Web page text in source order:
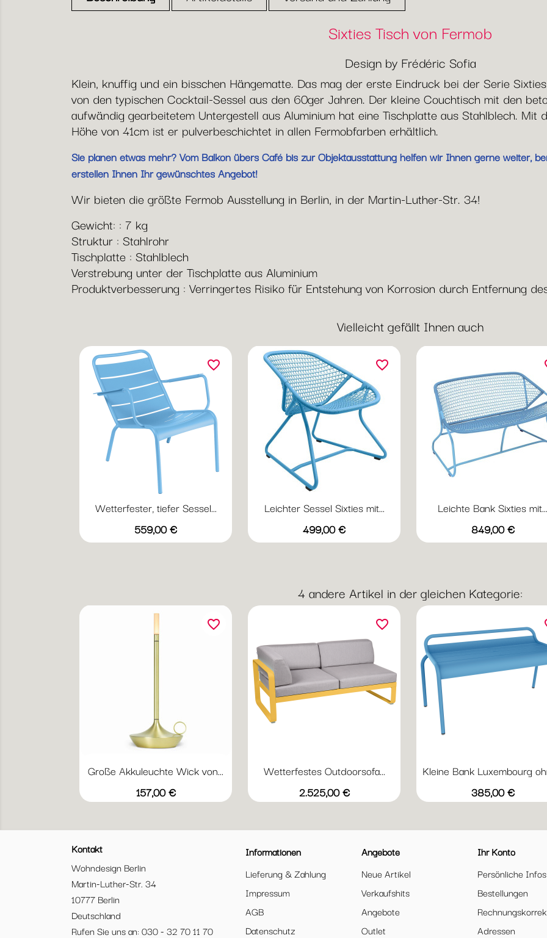
Sixties Tisch von Fermob
Design by Frédéric Sofia
Klein, knuffig und ein bisschen Hängematte. Das mag der erste Eindruck bei der Serie
von den typischen Cocktail-Sessel aus den 60ger Jahren. Der kleine Couchtisch mit den
aufwändig gearbeitetem Untergestell aus Aluminium hat eine Tischplatte aus Stahlblech.
Höhe von 41cm ist er pulverbeschichtet in allen Fermobfarben erhältlich.
Sie planen etwas mehr? Vom Balkon übers Café bis zur Objektausstattung helfen wir Ihnen gerne weiter,
erstellen Ihnen Ihr gewünschtes Angebot!
Wir bieten die größte Fermob Ausstellung in Berlin, in der Martin-Luther-Str. 34!
Gewicht: : 7 kg
Struktur : Stahlrohr
Tischplatte : Stahlblech
Verstrebung unter der Tischplatte aus Aluminium
Produktverbesserung : Verringertes Risiko für Entstehung von Korrosion durch Entfernung
Vielleicht gefällt Ihnen auch
Wetterfester, tiefer Sessel...
Preis
559,00 €
Vorschau
AbyssblauAcapulcoblau
Anthrazit
Chili Gewittergrau
favorite_border
Leichter Sessel Sixties mit...
Preis
499,00 €
Vorschau
KaktusOckerLakritzBaumwollweiß
Blau
favorite_border
Leichte Bank Sixties mit...
Preis
849,00 €
Vorschau
KaktusOckerLakritz
4 andere Artikel in der gleichen Kategorie:
Große Akkuleuchte Wick von...
Preis
157,00 €
Vorschau
Schwarz
Messing
favorite_border
Wetterfestes Outdoorsofa...
Preis
2.525,00 €
Vorschau
grauweißAbyssblau
Acapulcoblau
Flanellgrau
favorite_border
Kleine Bank Luxembourg
Preis
385,00 €
Vorschau
AbyssblauAcapulcoblau
Anthrazit
Chili
Kontakt
Wohndesign Berlin
Martin-Luther-Str. 34
10777 Berlin
Deutschland
Rufen Sie uns an: 030 - 32 70 11 70
Informationen
Lieferung & Zahlung
Impressum
AGB
Datenschutz
Angebote
Neue Artikel
Verkaufshits
Angebote
Outlet
Ihr Konto
Persönliche Infos
Bestellungen
Adressen